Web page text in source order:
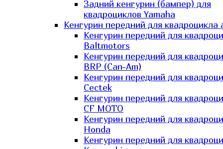
Задний кенгурин (бампер) для
квадроциклов Yamaha
Кенгурин передний для квадроцикла
Кенгурин передний для
Baltmotors
Кенгурин передний для
BRP (Can-Am)
Кенгурин передний для
Cectek
Кенгурин передний для
CF MOTO
Кенгурин передний для
Honda
Кенгурин передний для